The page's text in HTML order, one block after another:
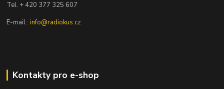
Tel. + 420 377 325 607
E-mail :info@radiokus.cz
Kontakty pro e-shop